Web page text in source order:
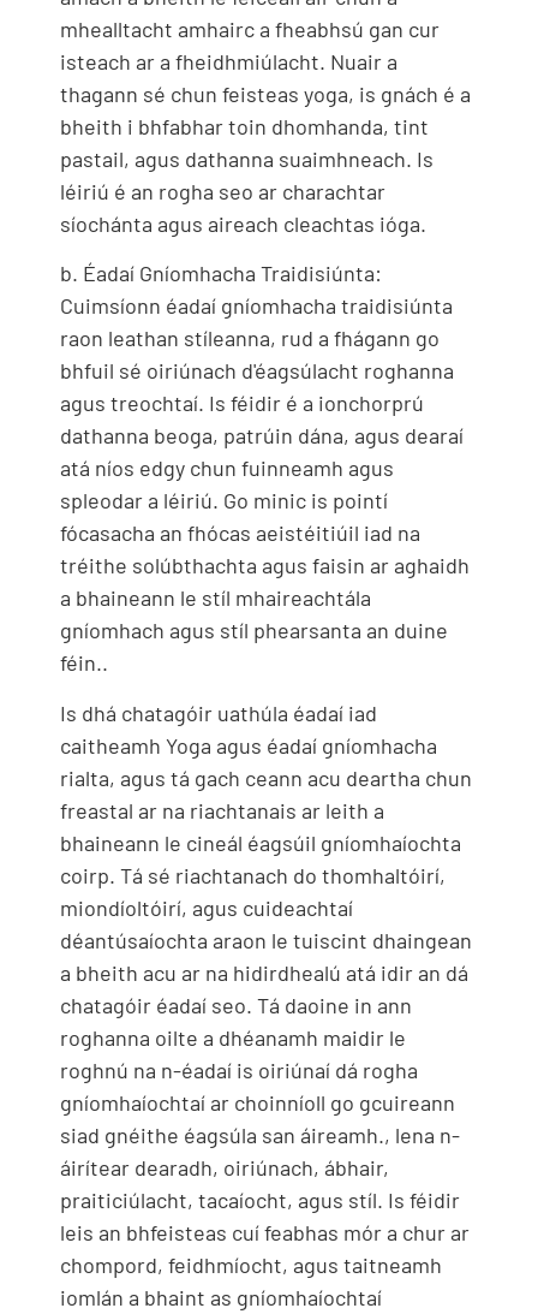
mhealltacht amhairc a fheabhsú gan cur
isteach ar a fheidhmiúlacht. Nuair a
thagann sé chun feisteas yoga, is gnách é a
bheith i bhfabhar toin dhomhanda, tint
pastail, agus dathanna suaimhneach. Is
léiriú é an rogha seo ar charachtar
síochánta agus aireach cleachtas ióga.
b. Éadaí Gníomhacha Traidisiúnta:
Cuimsíonn éadaí gníomhacha traidisiúnta
raon leathan stíleanna, rud a fhágann go
bhfuil sé oiriúnach d'éagsúlacht roghanna
agus treochtaí. Is féidir é a ionchorprú
dathanna beoga, patrúin dána, agus dearaí
atá níos edgy chun fuinneamh agus
spleodar a léiriú. Go minic is pointí
fócasacha an fhócas aeistéitiúil iad na
tréithe solúbthachta agus faisin ar aghaidh
a bhaineann le stíl mhaireachtála
gníomhach agus stíl phearsanta an duine
féin..
Is dhá chatagóir uathúla éadaí iad
caitheamh Yoga agus éadaí gníomhacha
rialta, agus tá gach ceann acu deartha chun
freastal ar na riachtanais ar leith a
bhaineann le cineál éagsúil gníomhaíochta
coirp. Tá sé riachtanach do thomhaltóirí,
miondíoltóirí, agus cuideachtaí
déantúsaíochta araon le tuiscint dhaingean
a bheith acu ar na hidirdhealú atá idir an dá
chatagóir éadaí seo. Tá daoine in ann
roghanna oilte a dhéanamh maidir le
roghnú na n-éadaí is oiriúnaí dá rogha
gníomhaíochtaí ar choinníoll go gcuireann
siad gnéithe éagsúla san áireamh., lena n-
áirítear dearadh, oiriúnach, ábhair,
praiticiúlacht, tacaíocht, agus stíl. Is féidir
leis an bhfeisteas cuí feabhas mór a chur ar
chompord, feidhmíocht, agus taitneamh
iomlán a bhaint as gníomhaíochtaí